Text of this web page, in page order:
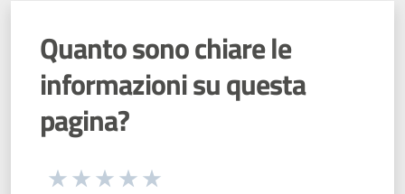
Quanto sono chiare le
informazioni su questa
pagina?
Seleziona una valutazione da 1 a 5 stelle